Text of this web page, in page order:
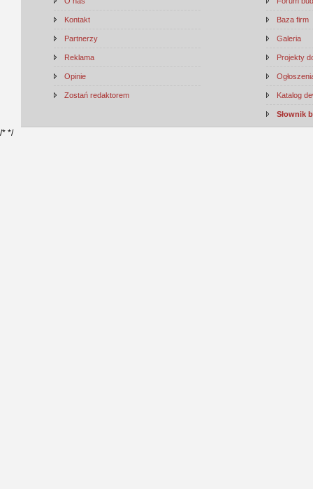
Kontakt
Partnerzy
Reklama
Opinie
Zostań redaktorem
Baza firm
Galeria
Projekty
Katalog
Słownik
/* */